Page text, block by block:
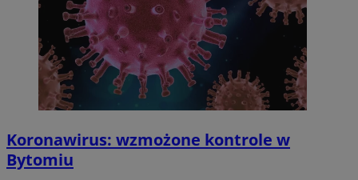
Koronawirus: wzmożone kontrole w
Bytomiu